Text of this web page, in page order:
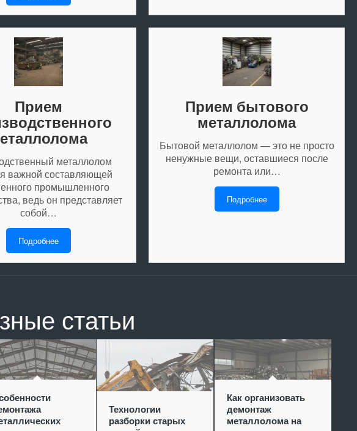
Прием
металлолом
важной составляющей
промышленного
ведь он представляет
собой…
Подробнее
Прием бытового
металлолома
Бытовой металлолом — это не просто
ненужные вещи, оставшиеся после
ремонта или…
Подробнее
статьи
Технологии
разборки старых
Как организовать
демонтаж
металлолома на